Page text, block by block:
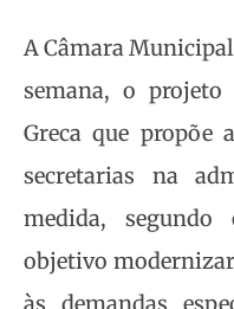
A Câmara
semana, o
Greca que propõe
secretarias na
medida,
objetivo